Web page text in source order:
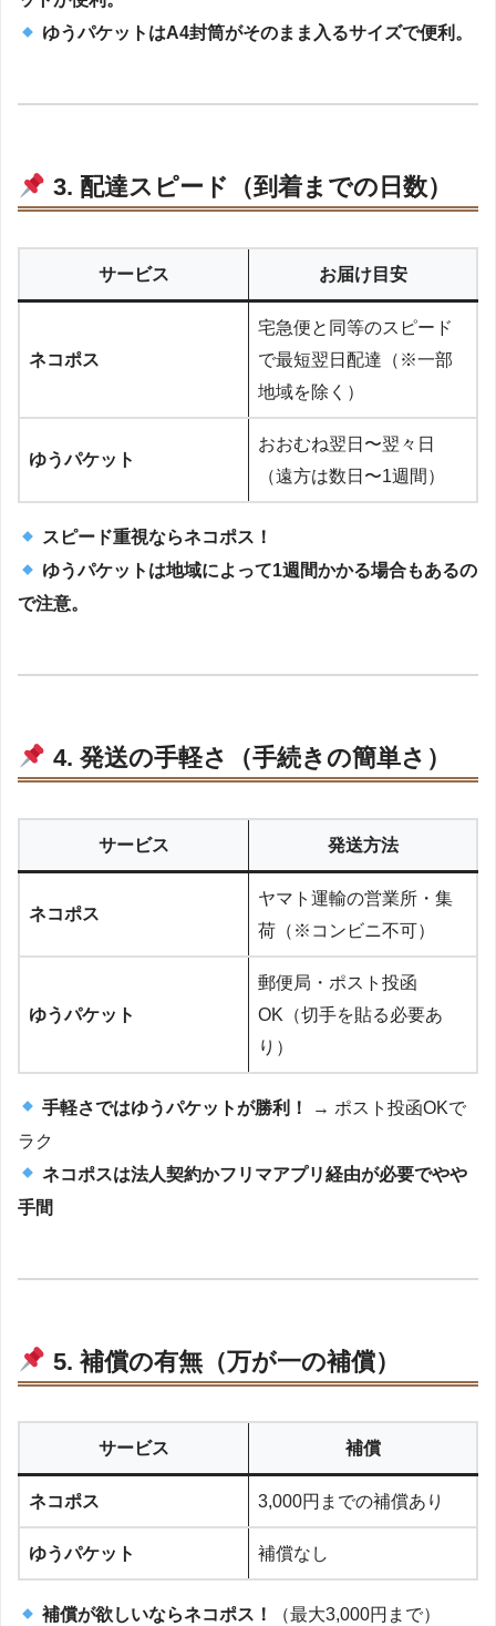
ゆうパケットはA4封筒がそのまま入るサイズで便利。
3. 配達スピード（到着までの日数）
サービス お届け目安
ネコポス
宅急便と同等のスピード
で最短翌日配達（※一部
地域を除く）
ゆうパケット
おおむね翌日〜翌々日
（遠方は数日〜1週間）
スピード重視ならネコポス！
ゆうパケットは地域によって1週間かかる場合もあるの
で注意。
4. 発送の手軽さ（手続きの簡単さ）
サービス 発送方法
ネコポス
ヤマト運輸の営業所・集
荷（※コンビニ不可）
ゆうパケット
郵便局・ポスト投函
OK（切手を貼る必要あ
り）
手軽さではゆうパケットが勝利！
→ ポスト投函OKで
ラク
ネコポスは法人契約かフリマアプリ経由が必要でやや
手間
5. 補償の有無（万が一の補償）
サービス 補償
ネコポス 3,000円までの補償あり
ゆうパケット 補償なし
補償が欲しいならネコポス！
（最大3,000円まで）